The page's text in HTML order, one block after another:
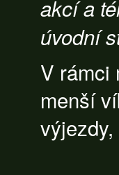
akcí a
úvodní
V rámci
menší